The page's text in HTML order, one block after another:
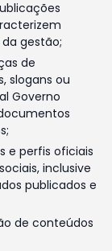
gestão;
de
slogans ou
Governo
e perfis oficiais
inclusive
publicados e
de conteúdos